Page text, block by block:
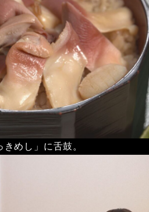
めし」に舌鼓。